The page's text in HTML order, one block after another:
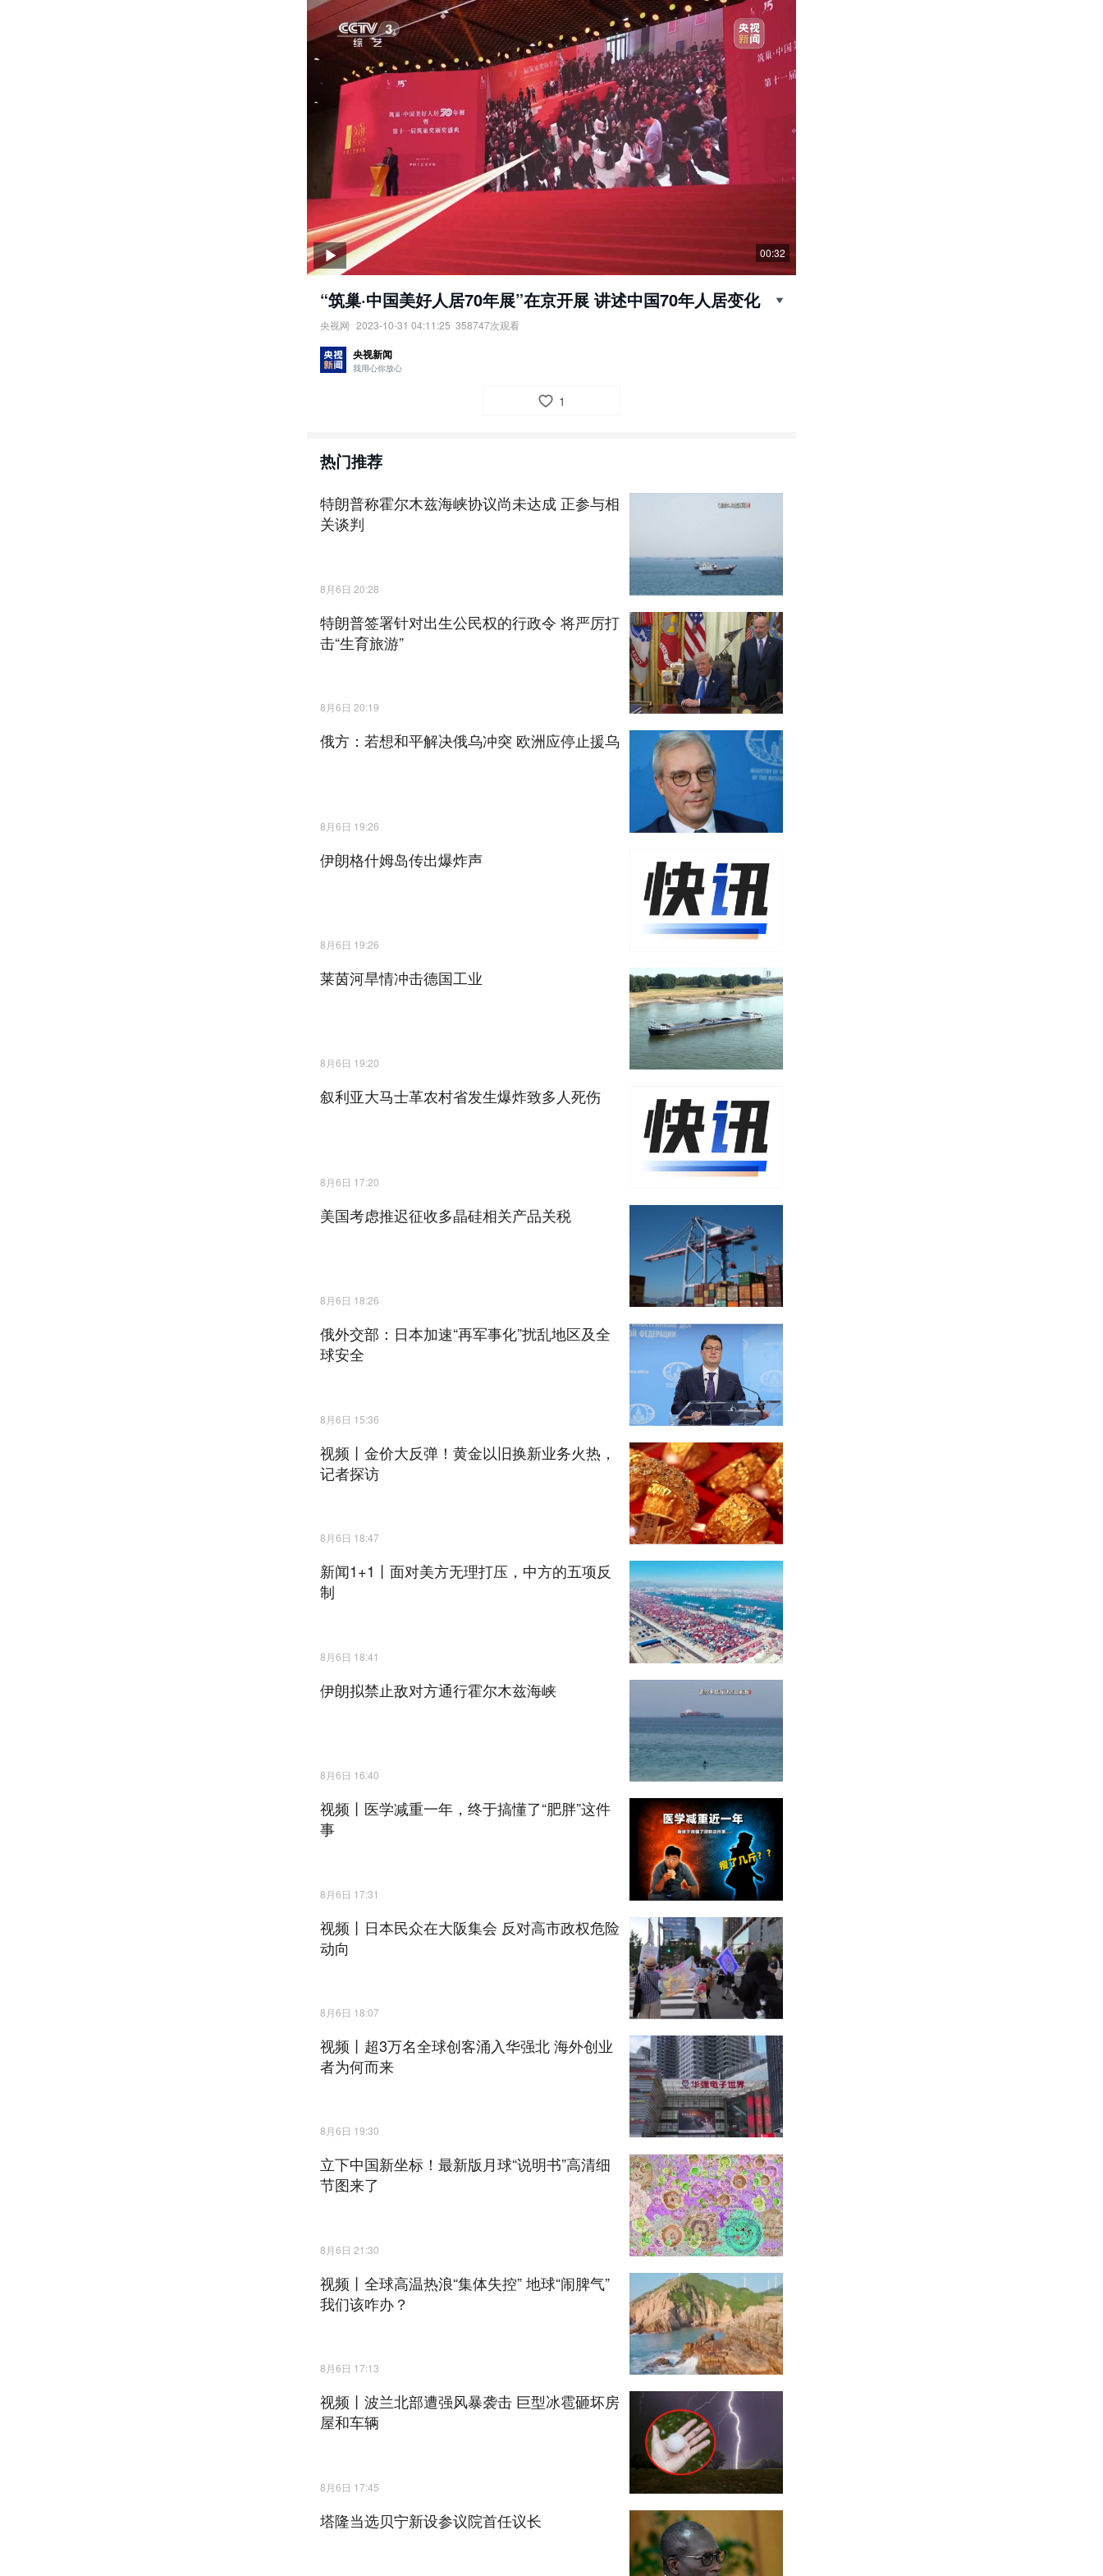
00:32
“筑巢·中国美好人居70年展”在京开展 讲述中国70年人居变化
央视网 2023-10-31 04:11:25 358747次观看
责任编辑：央视网
央视新闻
我用心你放心
1
热门推荐
特朗普称霍尔木兹海峡协议尚未达成 正参与相
关谈判
8月6日 20:28
特朗普签署针对出生公民权的行政令 将严厉打
击“生育旅游”
8月6日 20:19
俄方：若想和平解决俄乌冲突 欧洲应停止援乌
8月6日 19:26
伊朗格什姆岛传出爆炸声
8月6日 19:26
莱茵河旱情冲击德国工业
8月6日 19:20
叙利亚大马士革农村省发生爆炸致多人死伤
8月6日 17:20
美国考虑推迟征收多晶硅相关产品关税
8月6日 18:26
俄外交部：日本加速“再军事化”扰乱地区及全
球安全
8月6日 15:36
视频丨金价大反弹！黄金以旧换新业务火热，
记者探访
8月6日 18:47
新闻1+1丨面对美方无理打压，中方的五项反
制
8月6日 18:41
伊朗拟禁止敌对方通行霍尔木兹海峡
8月6日 16:40
视频丨医学减重一年，终于搞懂了“肥胖”这件
事
8月6日 17:31
视频丨日本民众在大阪集会 反对高市政权危险
动向
8月6日 18:07
视频丨超3万名全球创客涌入华强北 海外创业
者为何而来
8月6日 19:30
立下中国新坐标！最新版月球“说明书”高清细
节图来了
8月6日 21:30
视频丨全球高温热浪“集体失控” 地球“闹脾气”
我们该咋办？
8月6日 17:13
视频丨波兰北部遭强风暴袭击 巨型冰雹砸坏房
屋和车辆
8月6日 17:45
塔隆当选贝宁新设参议院首任议长